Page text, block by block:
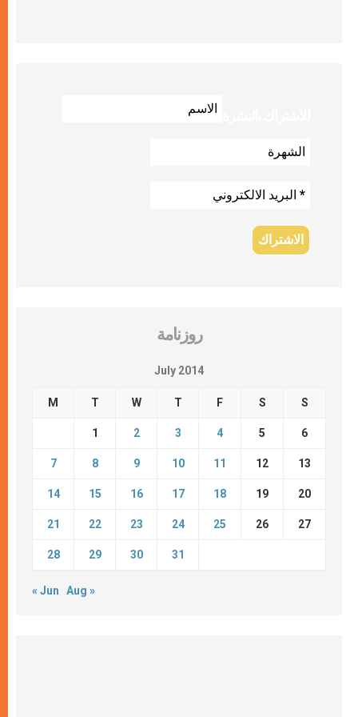
روزنامة
July 2014
M T W T F S S
1 2 3 4 5 6
7 8 9 10 11 12 13
14 15 16 17 18 19 20
21 22 23 24 25 26 27
28 29 30 31
« Jun Aug »